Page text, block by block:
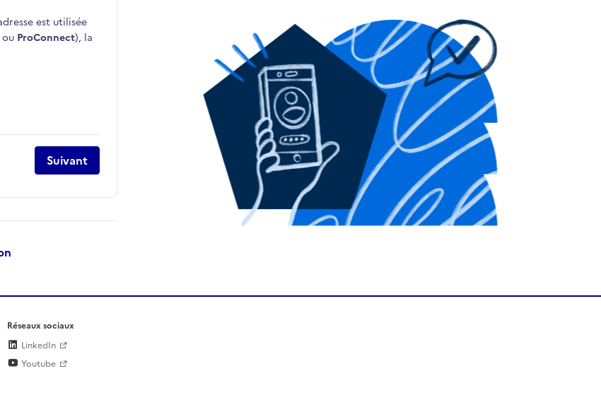
est utilisée
ou ProConnect), la
Suivant
Réseaux sociaux
LinkedIn
Youtube